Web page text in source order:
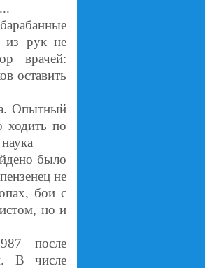
из рук не
врачей:
оставить
Опытный
ходить по
было
не
бои с
но и
после
В числе